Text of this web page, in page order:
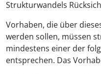
Strukturwandels
Vorhaben, die über
werden sollen, müssen
mindestens einer der
entsprechen. Das